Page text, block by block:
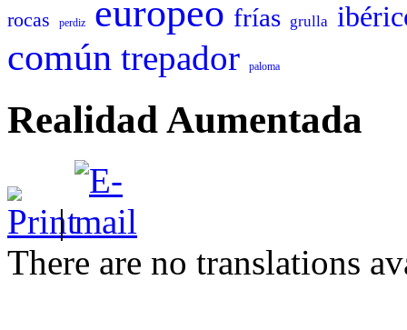
rocas perdiz europeo frías grulla
común trepador paloma
Realidad Aumentada
|
There are no translations